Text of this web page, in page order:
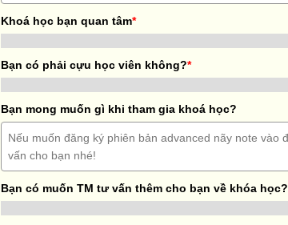
Khoá học bạn quan tâm*
Bạn có phải cựu học viên không?*
Bạn mong muốn gì khi tham gia khoá học?
Bạn có muốn TM tư vấn thêm cho bạn về khóa học?